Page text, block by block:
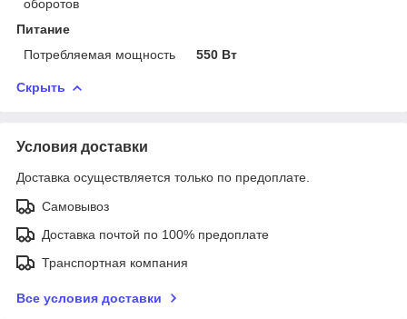
оборотов
Питание
Потребляемая мощность
550 Вт
Скрыть
Условия доставки
Доставка осуществляется только по предоплате.
Самовывоз
Доставка почтой по 100% предоплате
Транспортная компания
Все условия доставки